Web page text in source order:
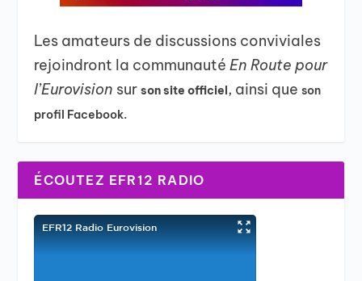
Les amateurs de discussions conviviales
rejoindront la communautéEn Route pour
l’Eurovision surson site officiel , ainsi queson
profil Facebook.
ÉCOUTEZ EFR12 RADIO